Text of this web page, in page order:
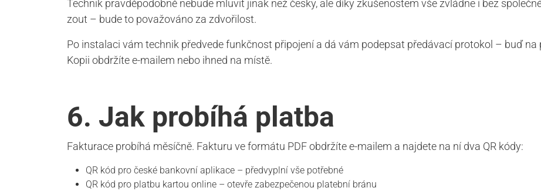
Technik pravděpodobně nebude mluvit jinak než česky, ale díky zkušenostem vše zvládne i bez
zout – bude to považováno za zdvořilost.
Po instalaci vám technik předvede funkčnost připojení a dá vám podepsat předávací protokol – buď na
Kopii obdržíte e-mailem nebo ihned na místě.
6. Jak probíhá platba
Fakturace probíhá měsíčně. Fakturu ve formátu PDF obdržíte e-mailem a najdete na ní dva QR kódy:
QR kód pro české bankovní aplikace – předvyplní vše potřebné
QR kód pro platbu kartou online – otevře zabezpečenou platební bránu